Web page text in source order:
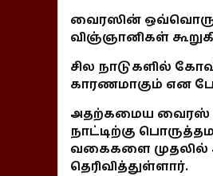
வைரஸின் ஒவ்வொரு
விஞ்ஞானிகள்
சில நாடுகளில்
காரணமாகும் என
அதற்கமைய வைரஸ்
நாட்டிற்கு
வகைகளை முதலில்
தெரிவித்துள்ளார்.